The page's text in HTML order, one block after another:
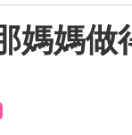
媽媽做